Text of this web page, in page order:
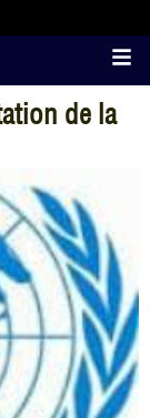
de la